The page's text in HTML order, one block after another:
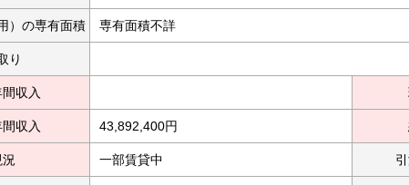
）の専有面積 専有面積不詳
り
収入
収入 43,892,400円
一部賃貸中